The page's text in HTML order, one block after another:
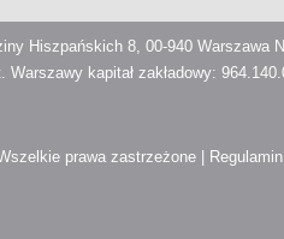
Hiszpańskich 8, 00-940 Warszawa
kapitał zakładowy:
prawa zastrzeżone |